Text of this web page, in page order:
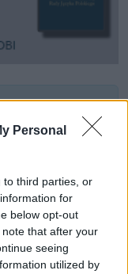
Personal
to third parties, or
for
below opt-out
that after your
seeing
utilized by
słownika.